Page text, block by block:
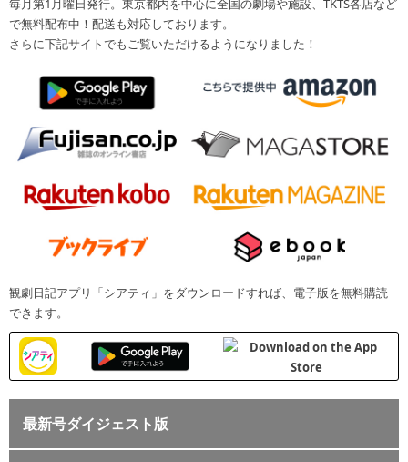
毎月第1月曜日発行。東京都内を中心に全国の劇場や施設、TKTS各店など
で無料配布中！配送も対応しております。
さらに下記サイトでもご覧いただけるようになりました！
観劇日記アプリ「シアティ」をダウンロードすれば、電子版を無料購読
できます。
最新号ダイジェスト版